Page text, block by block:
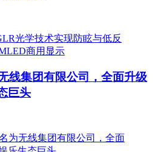
线集团有限公司，全面升级
巨头